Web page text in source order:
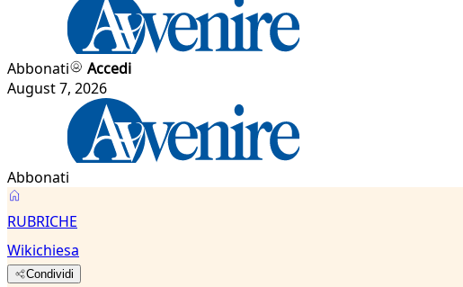
Abbonati
Accedi
August 7, 2026
Abbonati
RUBRICHE
Wikichiesa
Condividi